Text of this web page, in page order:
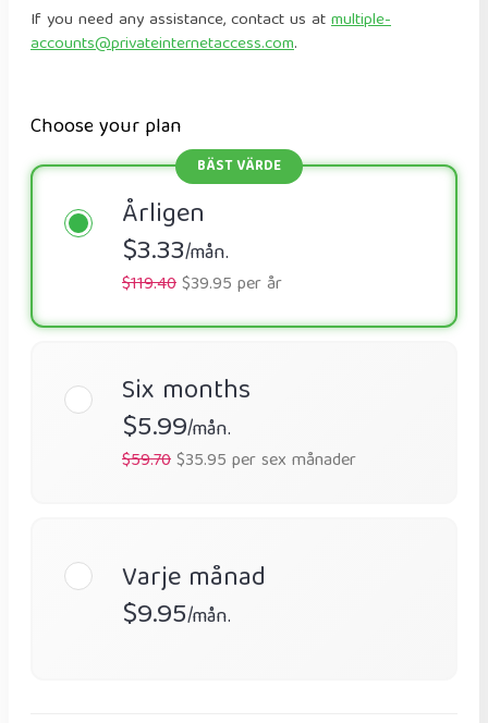
If you need any assistance, contact us atmultiple-
accounts@privateinternetaccess.com.
Choose your plan
Årligen
$3.33/mån.
$119.40$39.95 per år
Six months
$5.99/mån.
$59.70$35.95 per sex månader
Varje månad
$9.95/mån.